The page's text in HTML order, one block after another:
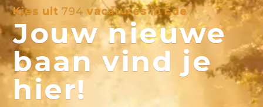
Kies uit794 vacatures in Ede
Jouw nieuwe
baan vind je
hier!